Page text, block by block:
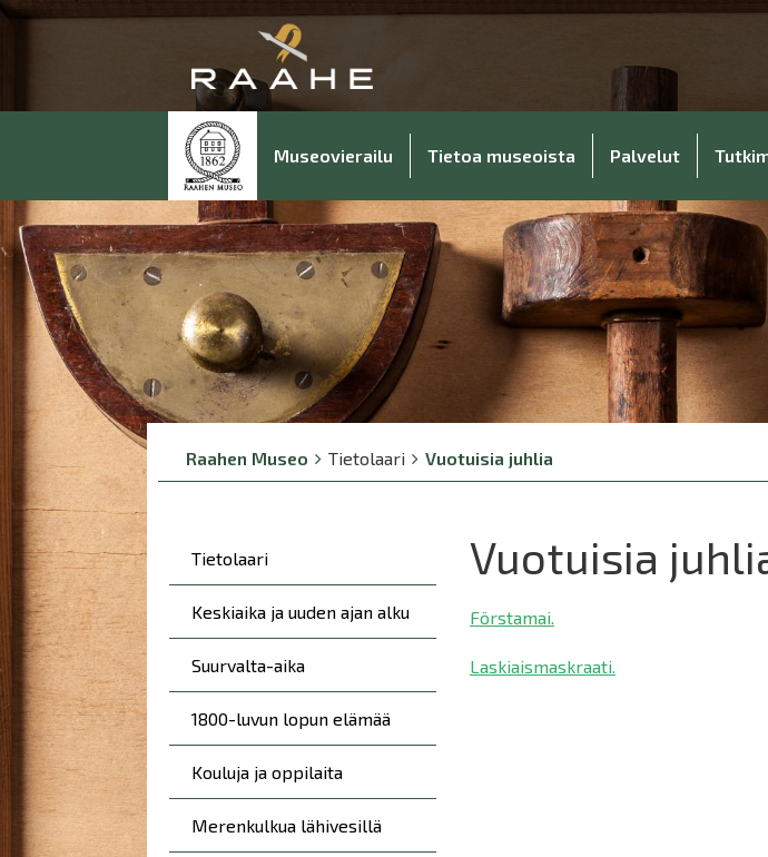
Museovierailu Tietoa museoista Palvelut
Breadcrumbs
You
are
Raahen Museo Tietolaari
Vuotuisia juhlia
Päävalikko
Tietolaari
Keskiaika ja uuden ajan alku
Suurvalta-aika
1800-luvun lopun elämää
Kouluja ja oppilaita
Merenkulkua lähivesillä
Vuotuisia
Förstamai.
Laskiaismaskraati.